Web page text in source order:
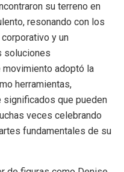
su terreno en
resonando con los
y un
soluciones
adoptó la
herramientas,
que pueden
veces celebrando
fundamentales de su